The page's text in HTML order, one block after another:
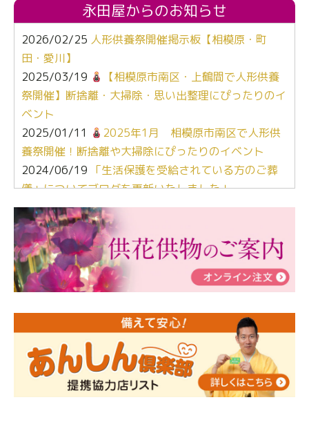
永田屋からのお知らせ
2026/02/25 人形供養祭開催掲示板【相模原・町
田・愛川】
2025/03/19
【相模原市南区・上鶴間で人形供養
祭開催】断捨離・大掃除・思い出整理にぴったりのイ
ベント
2025/01/11
2025年1月 相模原市南区で人形供
養祭開催！断捨離や大掃除にぴったりのイベント
2024/06/19 「生活保護を受給されている方のご葬
儀」についてブログを更新いたしました！
2024/03/06【終活なるほど教室】「マンガで学
ぶ！はじめてのお葬式」小さな家族葬ハウス®町田成
瀬 ご参加ありがとうございました！
2024/01/19令和6年能登半島地震災害の寄付のご報
告
人形供養 寄付のご報告
2023/12/16終活なるほど教室＠小さな家族葬ハウ
ス®上鶴間 エンディングノートを書いてみよう！
2023/11/29 永田屋創業110周年記念式典 レンブラ
ントホテル東京町田